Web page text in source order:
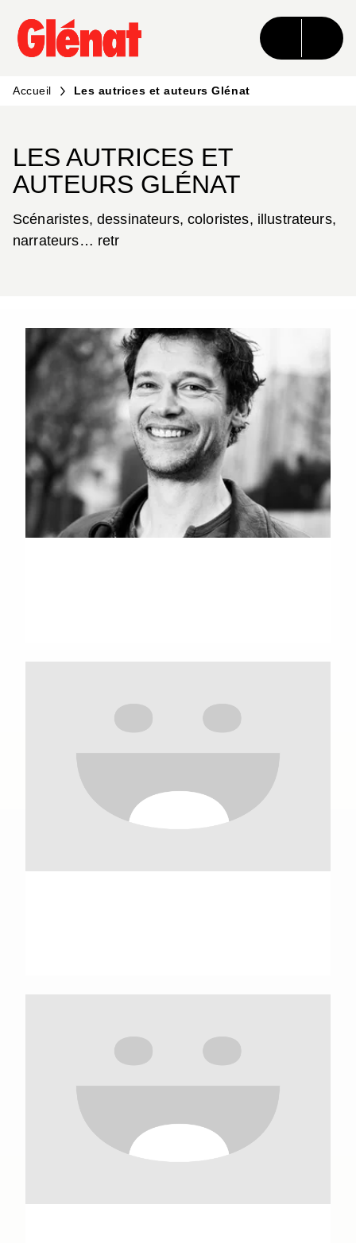
MENU RECHERCHE CONTENU
PIED DE PAGE
Accueil Les autrices et auteurs Glénat
LES AUTRICES ET
AUTEURS GLÉNAT
Scénaristes, dessinateurs, coloristes, illustrateurs,
narrateurs… retr